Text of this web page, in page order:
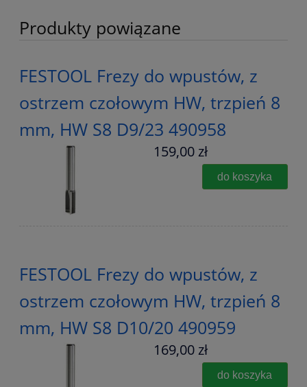
Produkty powiązane
FESTOOL Frezy do wpustów, z
ostrzem czołowym HW, trzpień 8
mm, HW S8 D9/23 490958
159,00 zł
do koszyka
FESTOOL Frezy do wpustów, z
ostrzem czołowym HW, trzpień 8
mm, HW S8 D10/20 490959
169,00 zł
do koszyka